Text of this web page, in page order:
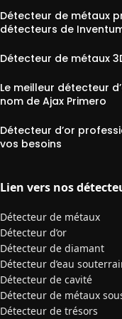
Détecteur de métaux
détecteurs de
Détecteur de métaux
Le meilleur détecteur
nom de Ajax Primero
Détecteur d’or
vos besoins
Lien vers nos
Détecteur de métaux
Détecteur d’or
Détecteur de diamant
Détecteur d’eau
Détecteur de cavité
Détecteur de métaux
Détecteur de trésors